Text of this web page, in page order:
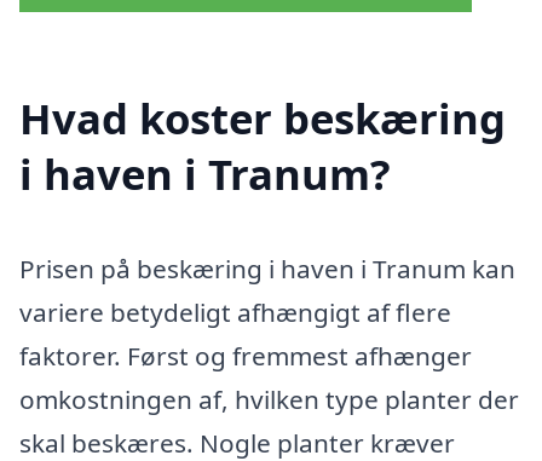
Hvad koster beskæring
i haven i Tranum?
Prisen på beskæring i haven i Tranum kan
variere betydeligt afhængigt af flere
faktorer. Først og fremmest afhænger
omkostningen af, hvilken type planter der
skal beskæres. Nogle planter kræver